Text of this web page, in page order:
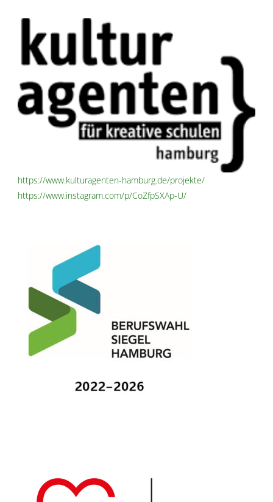
https://www.kulturagenten-hamburg.de/projekte/
https://www.instagram.com/p/CoZfpSXAp-U/